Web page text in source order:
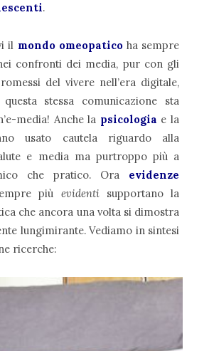
.
il mondo omeopaticoha sempre
confronti dei media, pur con gli
del vivere nell’era digitale,
stessa comunicazione sta
media! Anche la psicologia e la
usato cautela riguardo alla
e media ma purtroppo più a
che pratico. Ora evidenze
più evidentisupportano la
che ancora una volta si dimostra
lungimirante. Vediamo in sintesi
ricerche: